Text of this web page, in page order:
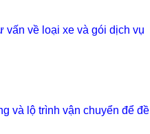
vấn về loại xe và gói dịch vụ
và lộ trình vận chuyển để đề